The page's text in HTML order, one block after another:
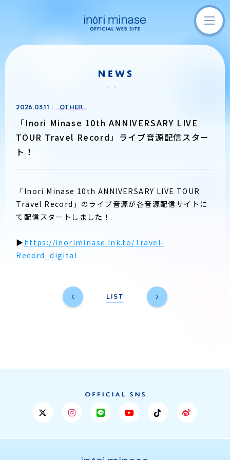
2026.03.11 OTHER
「Inori Minase 10th ANNIVERSARY LIVE
TOUR Travel Record」ライブ音源配信スター
ト！
「Inori Minase 10th ANNIVERSARY LIVE TOUR
Travel Record」のライブ音源が各音源配信サイトに
て配信スタートしました！
▶ https://inoriminase.lnk.to/Travel-
Record_digital
LIST